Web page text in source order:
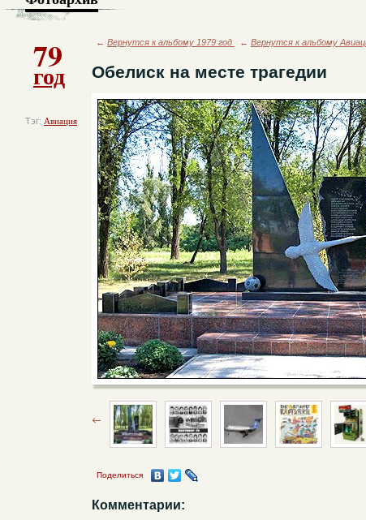
79
год
Тэг: Авиация
← Вернутся к альбому 1979 год ← Вернутся к альбому
Обелиск на месте трагедии
Поделиться
Комментарии: